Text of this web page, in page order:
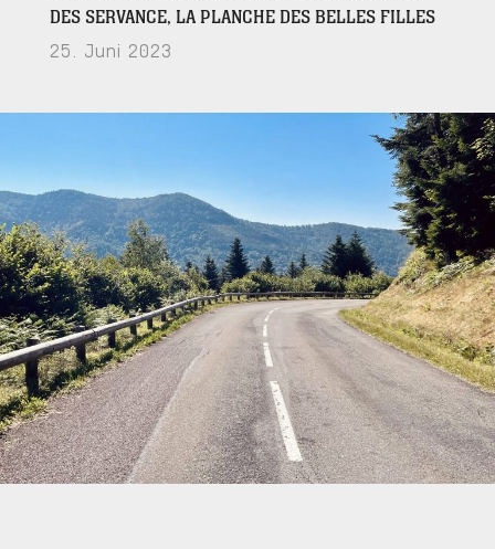
DES SERVANCE, LA PLANCHE DES BELLES FILLES
25. Juni 2023